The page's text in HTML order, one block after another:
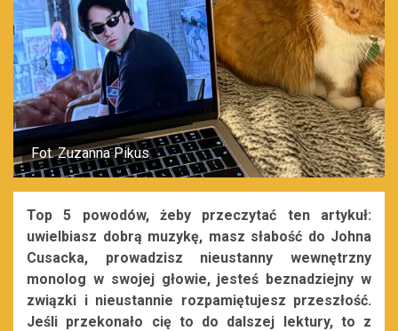
Fot. Zuzanna Pikus
Top 5 powodów, żeby przeczytać ten artykuł:
uwielbiasz dobrą muzykę, masz słabość do Johna
Cusacka, prowadzisz nieustanny wewnętrzny
monolog w swojej głowie, jesteś beznadziejny w
związki i nieustannie rozpamiętujesz przeszłość.
Jeśli przekonało cię to do dalszej lektury, to z